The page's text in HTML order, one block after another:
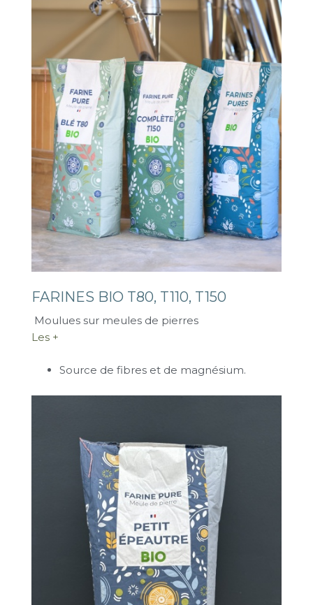
FARINES BIO T80, T110, T150
Moulues sur meules de pierres
Les +
Source de fibres et de magnésium.